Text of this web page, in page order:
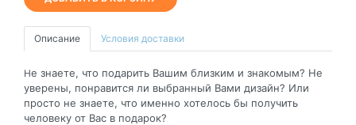
Описание Условия доставки
Не знаете, что подарить Вашим близким и знакомым? Не
уверены, понравится ли выбранный Вами дизайн? Или
просто не знаете, что именно хотелось бы получить
человеку от Вас в подарок?